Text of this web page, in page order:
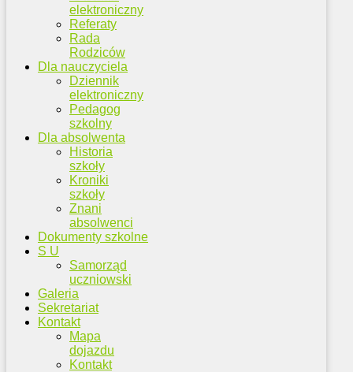
elektroniczny
Referaty
Rada
Rodziców
Dla nauczyciela
Dziennik
elektroniczny
Pedagog
szkolny
Dla absolwenta
Historia
szkoły
Kroniki
szkoły
Znani
absolwenci
Dokumenty szkolne
S U
Samorząd
uczniowski
Galeria
Sekretariat
Kontakt
Mapa
dojazdu
Kontakt